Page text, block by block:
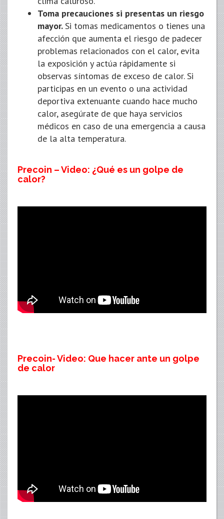
Toma precauciones si presentas un riesgo
mayor. Si tomas medicamentos o tienes una
afección que aumenta el riesgo de padecer
problemas relacionados con el calor, evita
la exposición y actúa rápidamente si
observas síntomas de exceso de calor. Si
participas en un evento o una actividad
deportiva extenuante cuando hace mucho
calor, asegúrate de que haya servicios
médicos en caso de una emergencia a causa
de la alta temperatura.
Precoin – Video: ¿Qué es un golpe de
calor?
Precoin- Video: Que hacer ante un golpe
de calor